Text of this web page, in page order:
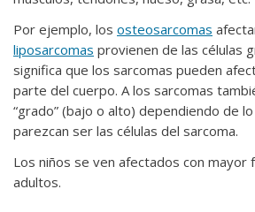
Por ejemplo, los osteosarcomas
liposarcomas provienen de las células
significa que los sarcomas pueden
parte del cuerpo. A los sarcomas
“grado” (bajo o alto) dependiendo de
parezcan ser las células del sarcoma.
Los niños se ven afectados con mayor
adultos.